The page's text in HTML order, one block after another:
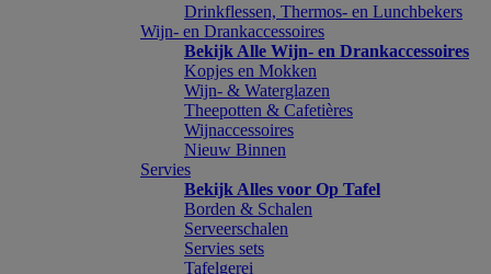
Drinkflessen, Thermos- en Lunchbekers
Wijn- en Drankaccessoires
Bekijk Alle Wijn- en Drankaccessoires
Kopjes en Mokken
Wijn- & Waterglazen
Theepotten & Cafetières
Wijnaccessoires
Nieuw Binnen
Servies
Bekijk Alles voor Op Tafel
Borden & Schalen
Serveerschalen
Servies sets
Tafelgerei